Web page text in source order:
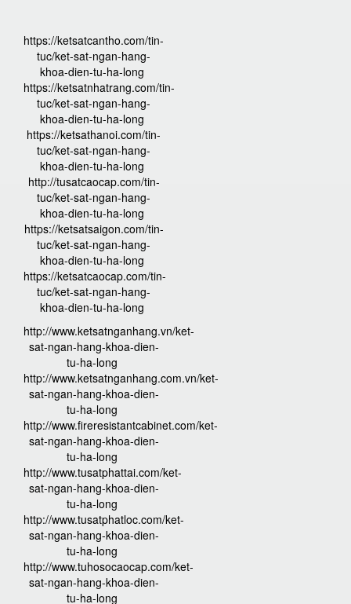
https://ketsatcantho.com/tin-
tuc/ket-sat-ngan-hang-
khoa-dien-tu-ha-long
https://ketsatnhatrang.com/tin-
tuc/ket-sat-ngan-hang-
khoa-dien-tu-ha-long
https://ketsathanoi.com/tin-
tuc/ket-sat-ngan-hang-
khoa-dien-tu-ha-long
http://tusatcaocap.com/tin-
tuc/ket-sat-ngan-hang-
khoa-dien-tu-ha-long
https://ketsatsaigon.com/tin-
tuc/ket-sat-ngan-hang-
khoa-dien-tu-ha-long
https://ketsatcaocap.com/tin-
tuc/ket-sat-ngan-hang-
khoa-dien-tu-ha-long
http://www.ketsatnganhang.vn/ket-
sat-ngan-hang-khoa-dien-
tu-ha-long
http://www.ketsatnganhang.com.vn/ket-
sat-ngan-hang-khoa-dien-
tu-ha-long
http://www.fireresistantcabinet.com/ket-
sat-ngan-hang-khoa-dien-
tu-ha-long
http://www.tusatphattai.com/ket-
sat-ngan-hang-khoa-dien-
tu-ha-long
http://www.tusatphatloc.com/ket-
sat-ngan-hang-khoa-dien-
tu-ha-long
http://www.tuhosocaocap.com/ket-
sat-ngan-hang-khoa-dien-
tu-ha-long